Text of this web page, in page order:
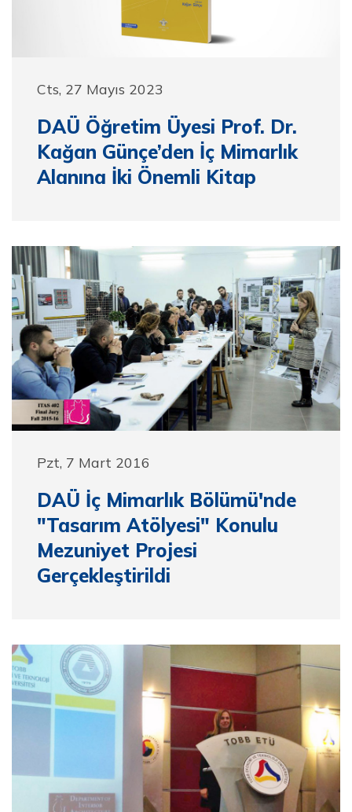
Cts, 27 Mayıs 2023
DAÜ Öğretim Üyesi Prof. Dr.
Kağan Günçe’den İç Mimarlık
Alanına İki Önemli Kitap
Pzt, 7 Mart 2016
DAÜ İç Mimarlık Bölümü'nde
"Tasarım Atölyesi" Konulu
Mezuniyet Projesi
Gerçekleştirildi